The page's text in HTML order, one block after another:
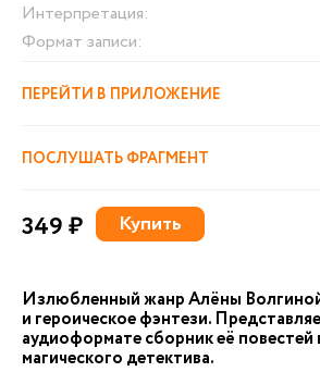
Интерпретация:
Формат записи:
ПЕРЕЙТИ В ПРИЛОЖЕНИЕ
ПОСЛУШАТЬ ФРАГМЕНТ
349 ₽ Купить
Излюбленный жанр Алёны
и героическое фэнтези.
аудиоформате сборник её повестей
магического детектива.